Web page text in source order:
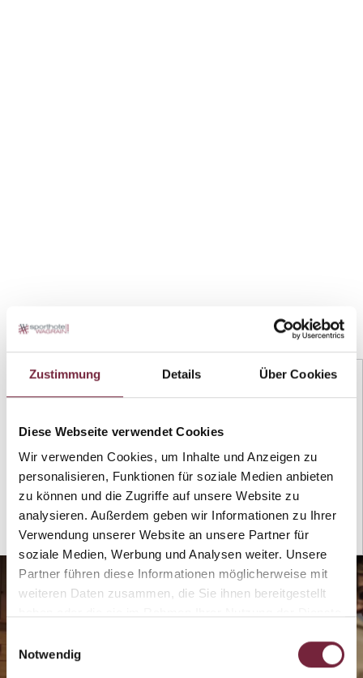
Zustimmung Details Über Cookies
Diese Webseite verwendet Cookies
Wir verwenden Cookies, um Inhalte und Anzeigen zu
personalisieren, Funktionen für soziale Medien anbieten
zu können und die Zugriffe auf unsere Website zu
analysieren. Außerdem geben wir Informationen zu Ihrer
Verwendung unserer Website an unsere Partner für
soziale Medien, Werbung und Analysen weiter. Unsere
Partner führen diese Informationen möglicherweise mit
weiteren Daten zusammen, die Sie ihnen bereitgestellt
Notwendig
Infinity Spa
Waldterrasse, Panoramasauna und Infinity Pool
Trainingszentrum
Fit bleiben und bewegen auf 550 m² mit
modernsten Trainingsgeräten